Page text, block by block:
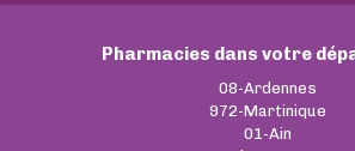
Pharmacies dans votre
08-Ardennes
972-Martinique
01-Ain